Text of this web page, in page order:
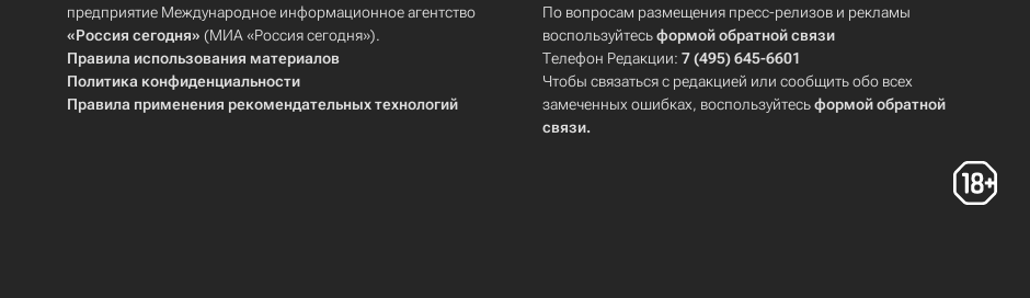
предприятие Международное информационное агентство
«Россия сегодня» (МИА «Россия сегодня»).
Правила использования материалов
Политика конфиденциальности
Правила применения рекомендательных технологий
По вопросам размещения пресс-релизов и рекламы
воспользуйтесьформой обратной связи
Телефон Редакции:7 (495) 645-6601
Чтобы связаться с редакцией или сообщить обо всех
замеченных ошибках, воспользуйтесьформой обратной
связи.